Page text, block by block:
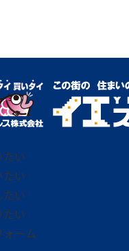
い
たい
い
い
ォーム